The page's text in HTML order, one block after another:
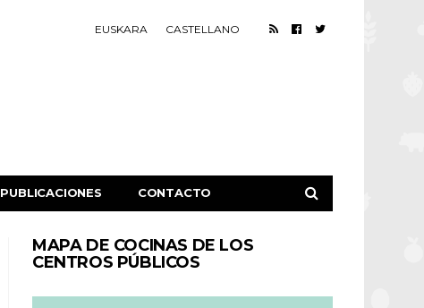
EUSKARA CASTELLANO
PUBLICACIONES CONTACTO
MAPA DE COCINAS DE LOS
CENTROS PÚBLICOS